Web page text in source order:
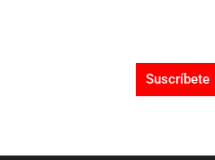
Suscríbete